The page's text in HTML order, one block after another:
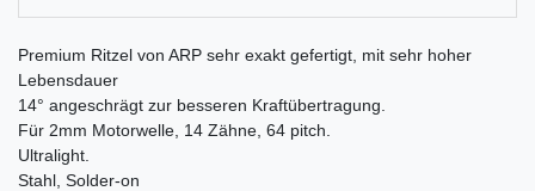
Premium Ritzel von ARP sehr exakt gefertigt, mit sehr hoher
Lebensdauer
14° angeschrägt zur besseren Kraftübertragung.
Für 2mm Motorwelle, 14 Zähne, 64 pitch.
Ultralight.
Stahl, Solder-on